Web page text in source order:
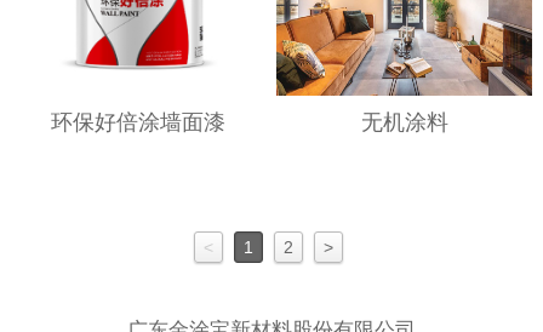
环保好倍涂墙面漆 无机涂料
< 1 2 >